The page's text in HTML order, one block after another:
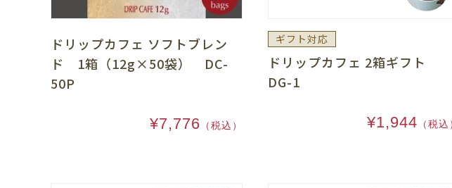
ドリップカフェ ソフトブレン
ド 1箱（12g×50袋） DC-
50P
¥7,776 （税込）
ギフト対応
ドリップカフェ 2箱ギフト
DG-1
¥1,944 （税込